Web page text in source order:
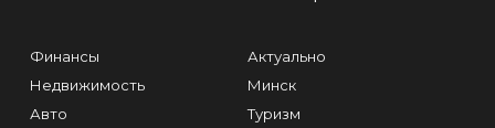
Финансы
Недвижимость
Авто
Актуально
Минск
Туризм